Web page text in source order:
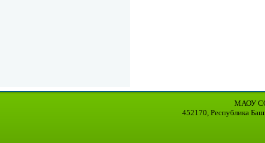
МАОУ
452170, Республика